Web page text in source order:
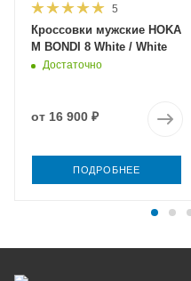
5
Кроссовки мужские HOKA
M BONDI 8 White / White
Достаточно
от 16 900 ₽
ПОДРОБНЕЕ